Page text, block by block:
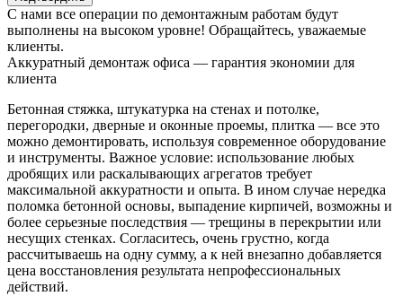
С нами все операции по демонтажным работам будут
выполнены на высоком уровне! Обращайтесь, уважаемые
клиенты.
Аккуратный демонтаж офиса — гарантия экономии для
клиента
Бетонная стяжка, штукатурка на стенах и потолке,
перегородки, дверные и оконные проемы, плитка — все это
можно демонтировать, используя современное оборудование
и инструменты. Важное условие: использование любых
дробящих или раскалывающих агрегатов требует
максимальной аккуратности и опыта. В ином случае нередка
поломка бетонной основы, выпадение кирпичей, возможны и
более серьезные последствия — трещины в перекрытии или
несущих стенках. Согласитесь, очень грустно, когда
рассчитываешь на одну сумму, а к ней внезапно добавляется
цена восстановления результата непрофессиональных
действий.